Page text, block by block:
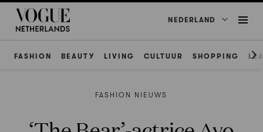
NEDERLAND
FASHION BEAUTY LIVING CULTUUR SHOPPING
FASHION NIEUWS